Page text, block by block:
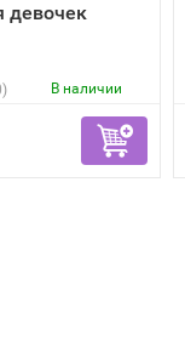
девочек
В наличии